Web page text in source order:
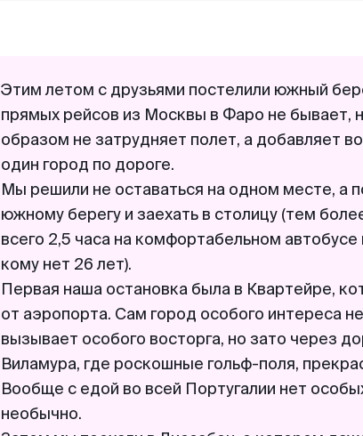
Этим летом с друзьями постелили южный
прямых рейсов из Москвы в Фаро не бывает,
образом не затрудняет полет, а добавляет
один город по дороге.
Мы решили не оставаться на одном месте, а
южному берегу и заехать в столицу (тем
всего 2,5 часа на комфортабельном автобусе
кому нет 26 лет).
Первая наша остановка была в Квартейре,
от аэропорта. Сам город особого интереса
вызывает особого восторга, но зато через
Виламура, где роскошные гольф-поля,
Вообще с едой во всей Португалии нет
необычно.